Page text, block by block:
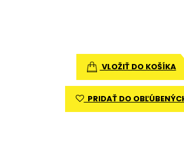
VLOŽIŤ DO KOŠÍKA
PRIDAŤ DO